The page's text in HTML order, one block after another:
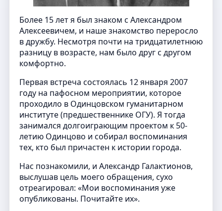
Более 15 лет я был знаком с Александром
Алексеевичем, и наше знакомство переросло
в дружбу. Несмотря почти на тридцатилетнюю
разницу в возрасте, нам было друг с другом
комфортно.
Первая встреча состоялась 12 января 2007
году на пафосном мероприятии, которое
проходило в Одинцовском гуманитарном
институте (предшественнике ОГУ). Я тогда
занимался долгоиграющим проектом к 50-
летию Одинцово и собирал воспоминания
тех, кто был причастен к истории города.
Нас познакомили, и Александр Галактионов,
выслушав цель моего обращения, сухо
отреагировал: «Мои воспоминания уже
опубликованы. Почитайте их».